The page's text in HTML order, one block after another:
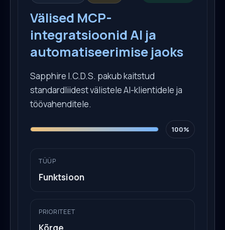
Välised MCP-
integratsioonid AI ja
automatiseerimise jaoks
Sapphire I.C.D.S. pakub kaitstud
standardliidest välistele AI-klientidele ja
töövahenditele.
100%
TÜÜP
Funktsioon
PRIORITEET
Kõrge